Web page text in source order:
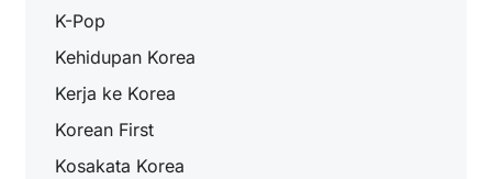
K-Pop
Kehidupan Korea
Kerja ke Korea
Korean First
Kosakata Korea